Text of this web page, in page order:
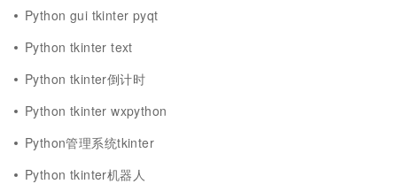
Python gui tkinter pyqt
Python tkinter text
Python tkinter倒计时
Python tkinter wxpython
Python管理系统tkinter
Python tkinter机器人